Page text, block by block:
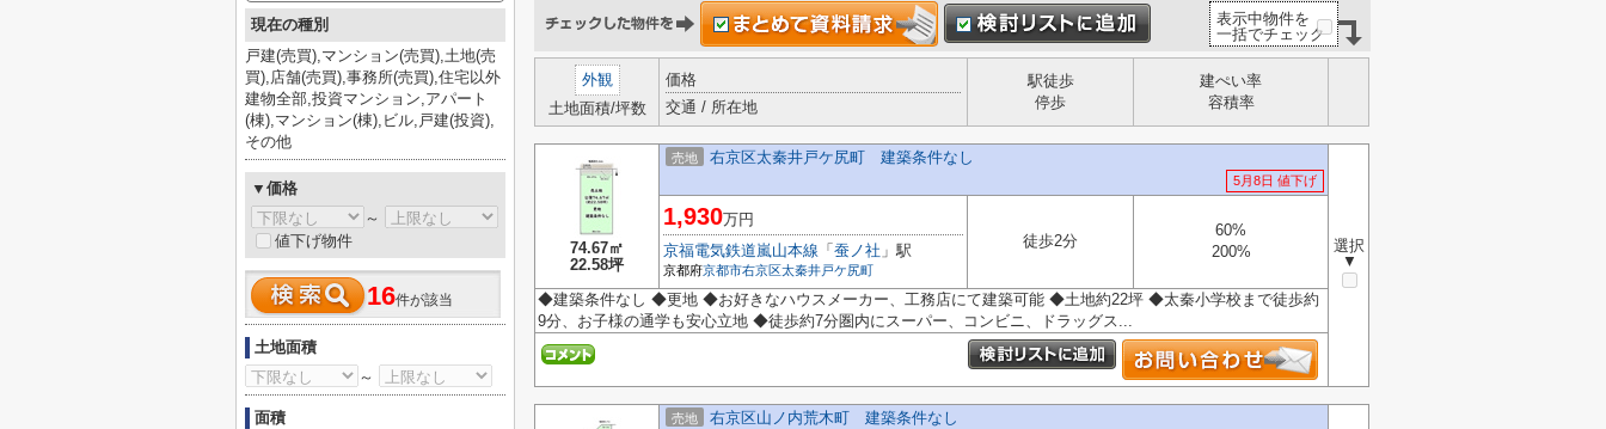
表示中物件を
一括でチェック
外観
土地面積/坪数
価格
交通 / 所在地
駅徒歩
停歩
建ぺい率
容積率
74.67㎡
22.58坪
売地 右京区太秦井戸ケ尻町 建築条件なし
5月8日 値下げ
選択
▼
1,930万円
京福電気鉄道嵐山本線 「 蚕ノ社 」駅
京都府京都市右京区太秦井戸ケ尻町
徒歩2分
60%
200%
◆建築条件なし ◆更地 ◆お好きなハウスメーカー、工務店にて建築可能 ◆土地約22坪 ◆太秦小学校まで徒歩約
9分、お子様の通学も安心立地 ◆徒歩約7分圏内にスーパー、コンビニ、ドラッグス...
売地 右京区山ノ内荒木町 建築条件なし
現在の種別
戸建(売買),マンション(売買),土地(売
買),店舗(売買),事務所(売買),住宅以外
建物全部,投資マンション,アパート
(棟),マンション(棟),ビル,戸建(投資),
その他
▼価格
～
値下げ物件
16件が該当
土地面積
～
面積